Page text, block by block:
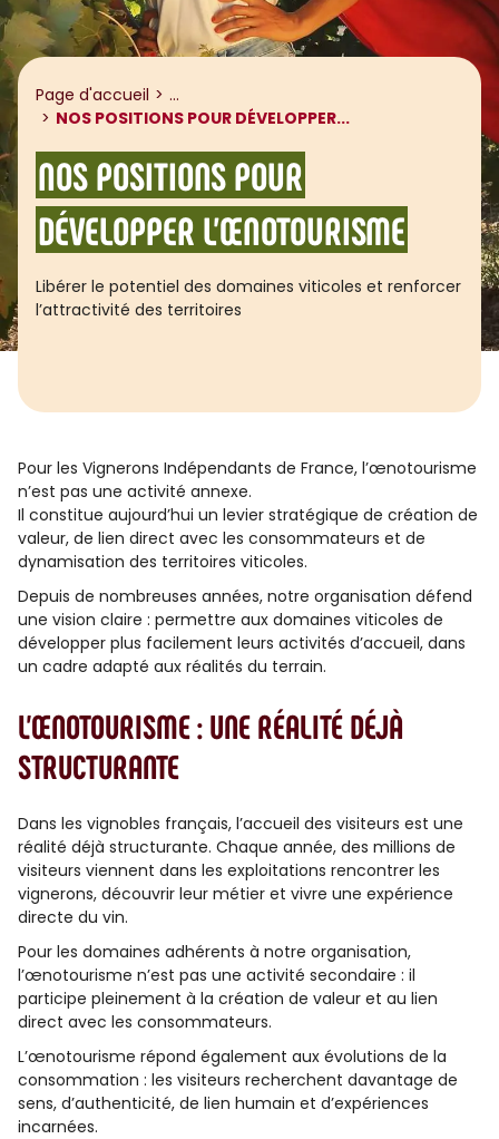
Page d'accueil ...
NOS POSITIONS POUR DÉVELOPPER...
NOS POSITIONS POUR
DÉVELOPPER L’ŒNOTOURISME
Libérer le potentiel des domaines viticoles et renforcer
l’attractivité des territoires
Pour les Vignerons Indépendants de France, l’œnotourisme
n’est pas une activité annexe.
Il constitue aujourd’hui un levier stratégique de création de
valeur, de lien direct avec les consommateurs et de
dynamisation des territoires viticoles.
Depuis de nombreuses années, notre organisation défend
une vision claire : permettre aux domaines viticoles de
développer plus facilement leurs activités d’accueil, dans
un cadre adapté aux réalités du terrain.
L’ŒNOTOURISME : UNE RÉALITÉ DÉJÀ
STRUCTURANTE
Dans les vignobles français, l’accueil des visiteurs est une
réalité déjà structurante. Chaque année, des millions de
visiteurs viennent dans les exploitations rencontrer les
vignerons, découvrir leur métier et vivre une expérience
directe du vin.
Pour les domaines adhérents à notre organisation,
l’œnotourisme n’est pas une activité secondaire : il
participe pleinement à la création de valeur et au lien
direct avec les consommateurs.
L’œnotourisme répond également aux évolutions de la
consommation : les visiteurs recherchent davantage de
sens, d’authenticité, de lien humain et d’expériences
incarnées.